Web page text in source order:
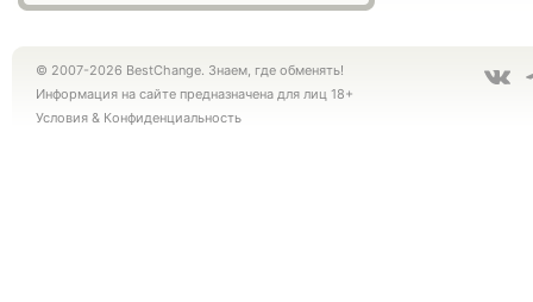
© 2007-2026 BestChange. Знаем, где обменять!
Информация на сайте предназначена для лиц 18+
Условия & Конфиденциальность